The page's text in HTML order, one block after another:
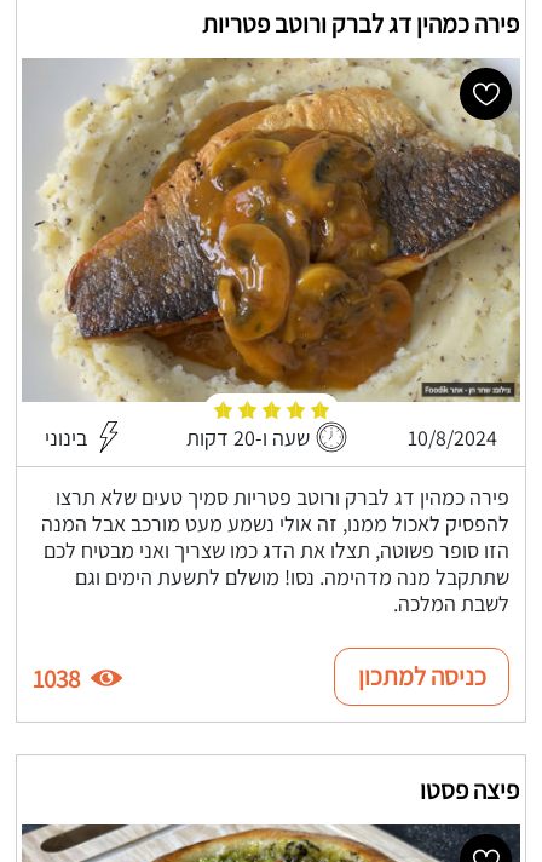
פירה כמהין דג לברק ורוטב פטריות
10/8/2024 שעה ו-20 דקות בינוני
פירה כמהין דג לברק ורוטב פטריות סמיך טעים שלא תרצו
להפסיק לאכול ממנו, זה אולי נשמע מעט מורכב אבל המנה
הזו סופר פשוטה, תצלו את הדג כמו שצריך ואני מבטיח לכם
שתתקבל מנה מדהימה. נסו! מושלם לתשעת הימים וגם
לשבת המלכה.
כניסה למתכון 1038
פיצה פסטו